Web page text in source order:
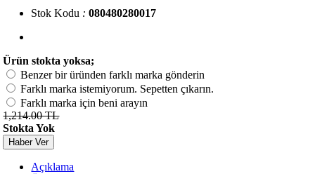
Stok Kodu : 080480280017
Ürün stokta yoksa;
Benzer bir üründen farklı marka gönderin
Farklı marka istemiyorum. Sepetten çıkarın.
Farklı marka için beni arayın
1,214.00 TL
Stokta Yok
Haber Ver
Açıklama